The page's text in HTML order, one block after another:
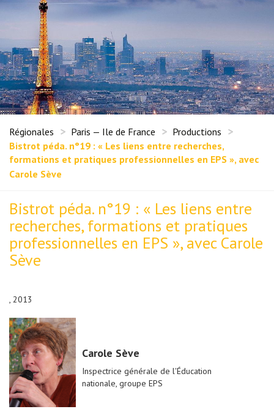
Régionales Paris — Ile de France
Productions
Bistrot péda. n°19 : « Les liens entre recherches,
formations et pratiques professionnelles en EPS », avec
Carole Sève
Bistrot péda. n°19 : « Les liens entre
recherches, formations et pratiques
professionnelles en EPS », avec Carole
Sève
, 2013
Carole Sève
Inspectrice générale de l'Éducation
nationale, groupe EPS